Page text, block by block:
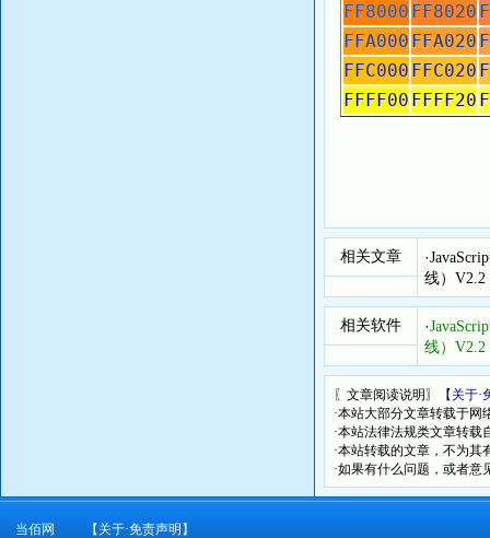
FF8000 FF8020
FFA000 FFA020
FFC000 FFC020
FFFF00 FFFF20
相关文章 ·
线）V2.2
相关软件 ·
线）V2.2
〖文章阅读说明〗
【关于
·本站大部分文章转载于
·本站法律法规类文章转
·本站转载的文章，不为
·如果有什么问题，或者意
当佰网
【关于·免责声明】